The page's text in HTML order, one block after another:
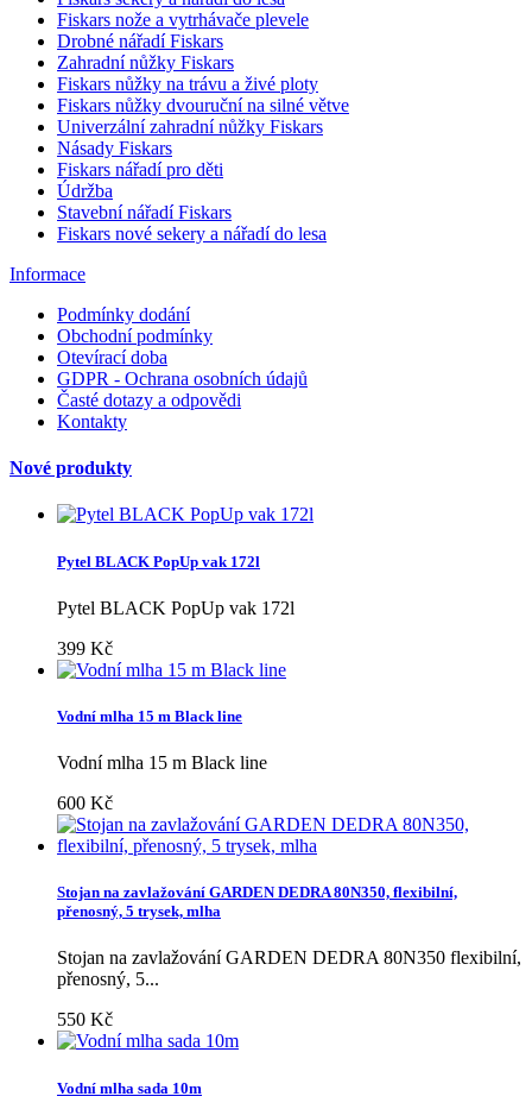
Fiskars nože a vytrhávače plevele
Drobné nářadí Fiskars
Zahradní nůžky Fiskars
Fiskars nůžky na trávu a živé ploty
Fiskars nůžky dvouruční na silné větve
Univerzální zahradní nůžky Fiskars
Násady Fiskars
Fiskars nářadí pro děti
Údržba
Stavební nářadí Fiskars
Fiskars nové sekery a nářadí do lesa
Informace
Podmínky dodání
Obchodní podmínky
Otevírací doba
GDPR - Ochrana osobních údajů
Časté dotazy a odpovědi
Kontakty
Nové produkty
Pytel BLACK PopUp vak 172l
Pytel BLACK PopUp vak 172l
399 Kč
Vodní mlha 15 m Black line
Vodní mlha 15 m Black line
600 Kč
Stojan na zavlažování GARDEN DEDRA 80N350, flexibilní,
přenosný, 5 trysek, mlha
Stojan na zavlažování GARDEN DEDRA 80N350 flexibilní,
přenosný, 5...
550 Kč
Vodní mlha sada 10m